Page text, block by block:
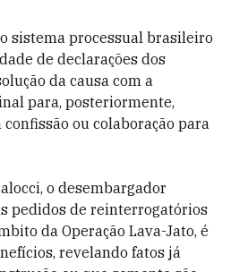
sistema processual brasileiro
de declarações dos
da causa com a
para, posteriormente,
ou colaboração para
o desembargador
pedidos de reinterrogatórios
da Operação Lava-Jato, é
revelando fatos já